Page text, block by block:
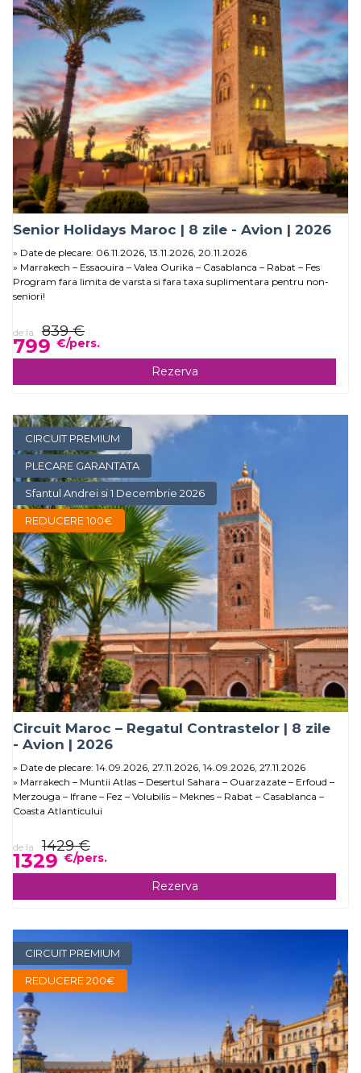
Senior Holidays Maroc | 8 zile - Avion | 2026
Date de plecare: 06.11.2026, 13.11.2026, 20.11.2026
Marrakech – Essaouira – Valea Ourika – Casablanca – Rabat – Fes
Program fara limita de varsta si fara taxa suplimentara pentru non-
seniori!
de la 839 €
799 €/pers.
Rezerva
CIRCUIT PREMIUM
PLECARE GARANTATA
Sfantul Andrei si 1 Decembrie 2026
REDUCERE 100€
Circuit Maroc – Regatul Contrastelor | 8 zile
- Avion | 2026
Date de plecare: 14.09.2026, 27.11.2026, 14.09.2026, 27.11.2026
Marrakech – Muntii Atlas – Desertul Sahara – Ouarzazate – Erfoud –
Merzouga – Ifrane – Fez – Volubilis – Meknes – Rabat – Casablanca –
Coasta Atlanticului
de la 1429 €
1329 €/pers.
Rezerva
CIRCUIT PREMIUM
REDUCERE 200€